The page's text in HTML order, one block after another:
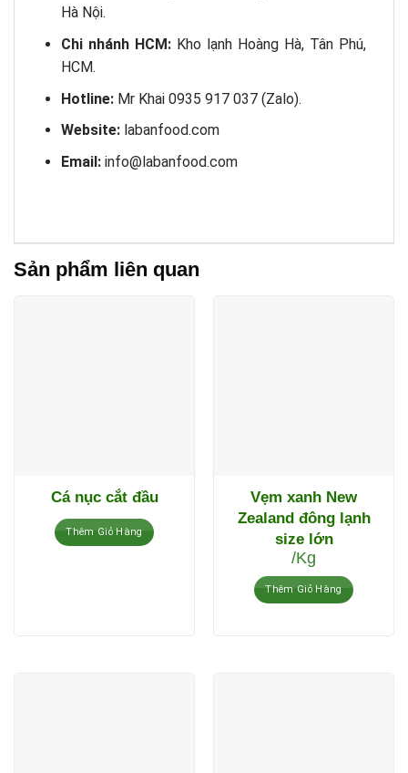
Hà Nội.
Chi nhánh HCM:Kho lạnh Hoàng Hà, Tân Phú,
HCM.
Hotline:Mr Khai 0935 917 037 (Zalo).
Website: labanfood.com
Email:info@labanfood.com
Sản phẩm liên quan
Cá nục cắt đầu
Thêm Giỏ Hàng
Vẹm xanh New
Zealand đông lạnh
size lớn
/Kg
Thêm Giỏ Hàng